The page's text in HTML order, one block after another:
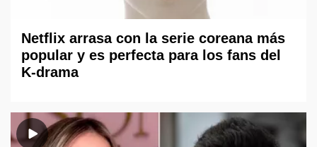
Netflix arrasa con la serie coreana más
popular y es perfecta para los fans del
K-drama